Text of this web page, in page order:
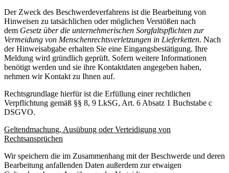
Der Zweck des Beschwerdeverfahrens ist die Bearbeitung von
Hinweisen zu tatsächlichen oder möglichen Verstößen nach
dem Gesetz über die unternehmerischen Sorgfaltspflichten zur
Vermeidung von Menschenrechtsverletzungen in Lieferketten. Nach
der Hinweisabgabe erhalten Sie eine Eingangsbestätigung. Ihre
Meldung wird gründlich geprüft. Sofern weitere Informationen
benötigt werden und sie ihre Kontaktdaten angegeben haben,
nehmen wir Kontakt zu Ihnen auf.
Rechtsgrundlage hierfür ist die Erfüllung einer rechtlichen
Verpflichtung gemäß §§ 8, 9 LkSG, Art. 6 Absatz 1 Buchstabe c
DSGVO.
Geltendmachung, Ausübung oder Verteidigung von
Rechtsansprüchen
Wir speichern die im Zusammenhang mit der Beschwerde und deren
Bearbeitung anfallenden Daten außerdem zur etwaigen